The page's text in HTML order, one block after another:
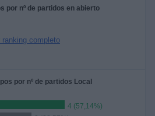
por nº de partidos en abierto
ranking completo
por nº de partidos Local
4 (57,14%)